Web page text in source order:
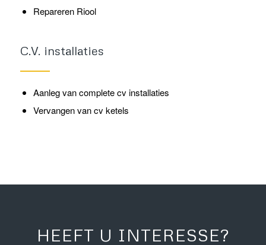
Repareren Riool
C.V. installaties
Aanleg van complete cv installaties
Vervangen van cv ketels
HEEFT U INTERESSE?